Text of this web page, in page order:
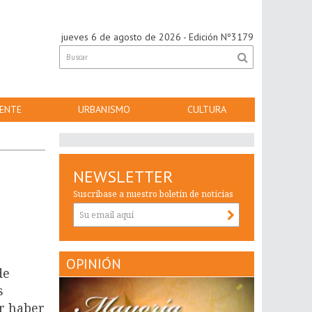
jueves 6 de agosto de 2026 - Edición Nº3179
URBANISMO CULTURA
haber
NEWSLETTER
Suscríbase a nuestro boletín de noticias
OPINIÓN